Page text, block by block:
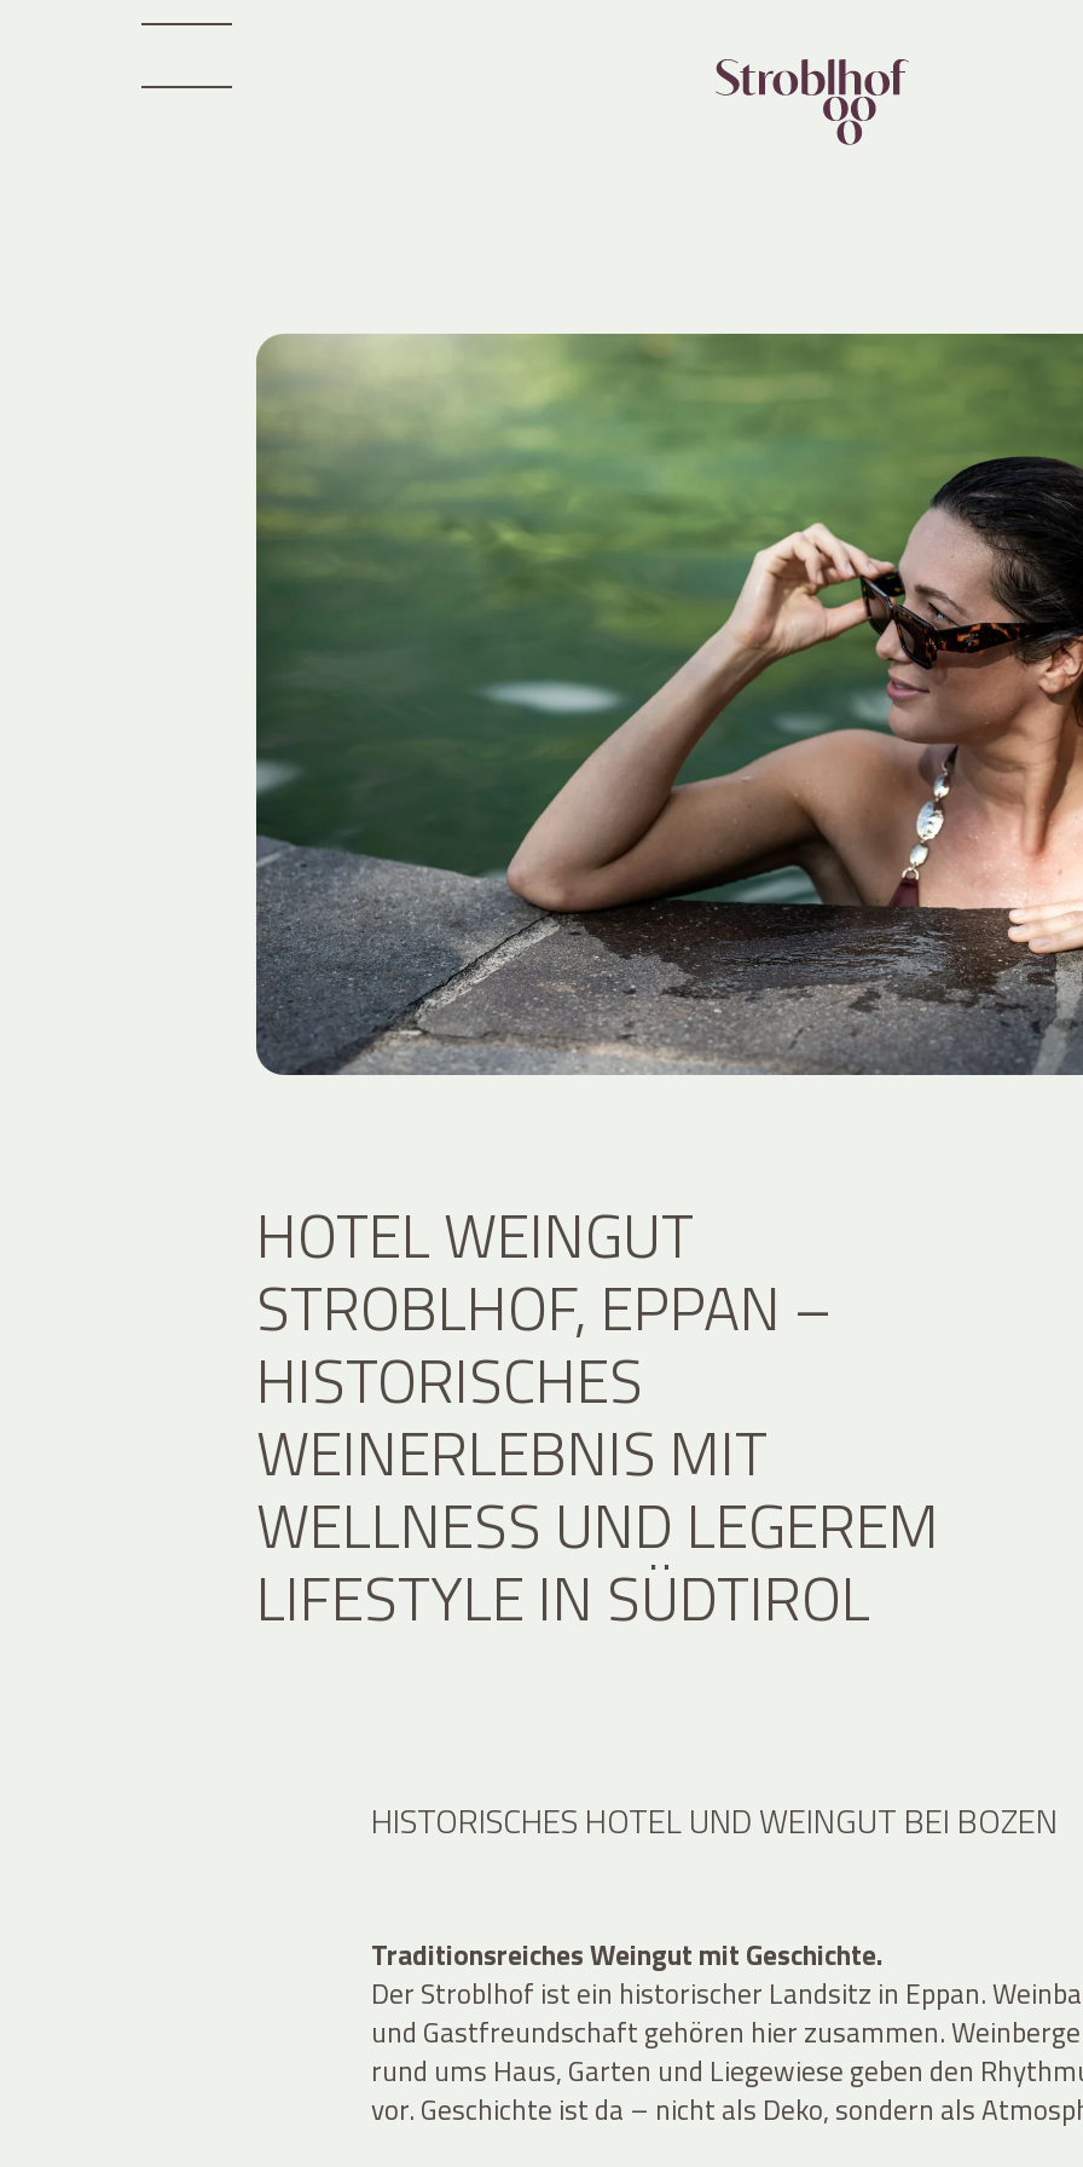
HOTEL WEINGUT
STROBLHOF, EPPAN –
HISTORISCHES
WEINERLEBNIS MIT
WELLNESS UND LEGEREM
LIFESTYLE IN SÜDTIROL
HISTORISCHES HOTEL UND WEINGUT BEI BOZEN
Traditionsreiches Weingut mit Geschichte.
Der Stroblhof ist ein historischer Landsitz in Eppan.
und Gastfreundschaft gehören hier zusammen. Weinberge
rund ums Haus, Garten und Liegewiese geben den
vor. Geschichte ist da – nicht als Deko, sondern als